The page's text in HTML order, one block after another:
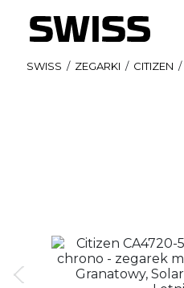
SWISS / ZEGARKI / CITIZEN /